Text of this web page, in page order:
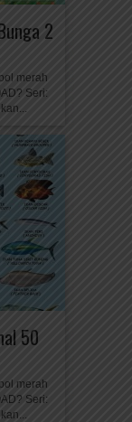
2
merah
Seri:
50
merah
Seri: